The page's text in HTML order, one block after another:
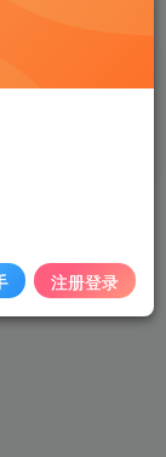
秘：支持哪些
注意事项？
注册登录